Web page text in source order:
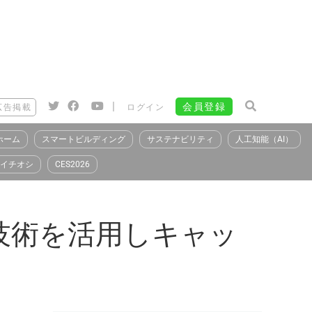
告掲載 | ログイン 会員登録
ーム スマートビルディング サステナビリティ 人工知能（AI）
イチオシ CES2026
を活用しキャッ